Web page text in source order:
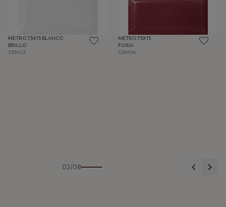
METRO 7,5X15 BLANCO
BRILLO
CEM02
METRO 7,5X15
FUXIA
CEM04
02/08 Anterior